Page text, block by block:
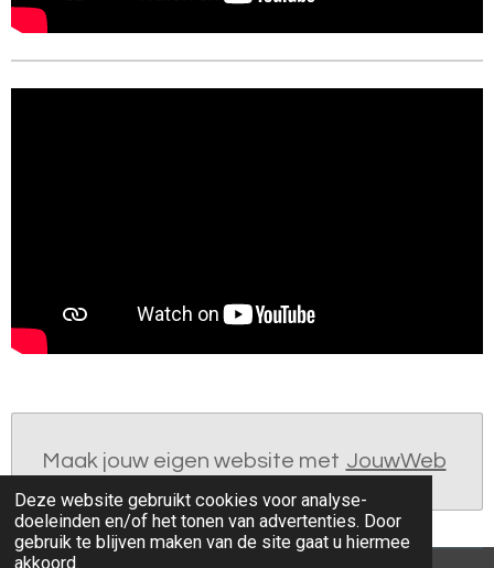
Deze website gebruikt cookies voor analyse-
doeleinden en/of het tonen van advertenties. Door
gebruik te blijven maken van de site gaat u hiermee
akkoord.
Maak jouw eigen website met JouwWeb